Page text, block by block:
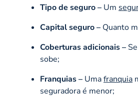
Tipo de seguro – Um
Capital seguro – Quanto
Coberturas adicionais –
sobe;
Franquias – Umafranquia
seguradora é menor;